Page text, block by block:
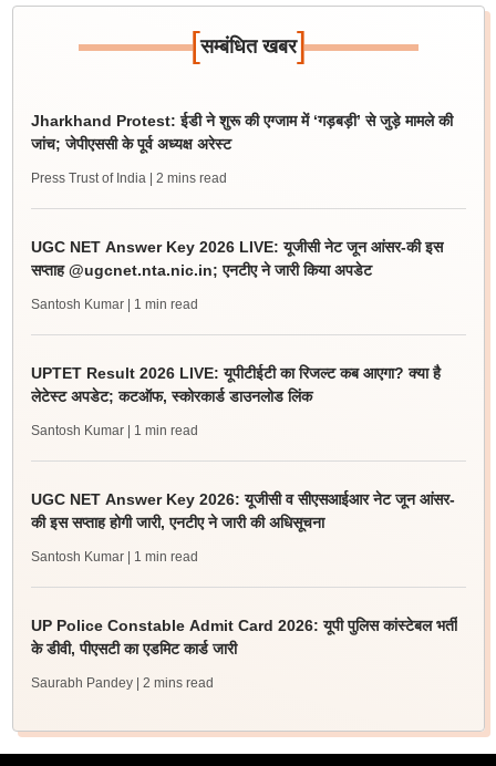
[सम्बंधित खबर]
Jharkhand Protest: ईडी ने शुरू की एग्जाम में ‘गड़बड़ी’ से जुड़े मामले की
जांच; जेपीएससी के पूर्व अध्यक्ष अरेस्ट
Press Trust of India | 2 mins read
UGC NET Answer Key 2026 LIVE: यूजीसी नेट जून आंसर-की इस
सप्ताह @ugcnet.nta.nic.in; एनटीए ने जारी किया अपडेट
Santosh Kumar | 1 min read
UPTET Result 2026 LIVE: यूपीटीईटी का रिजल्ट कब आएगा? क्या है
लेटेस्ट अपडेट; कटऑफ, स्कोरकार्ड डाउनलोड लिंक
Santosh Kumar | 1 min read
UGC NET Answer Key 2026: यूजीसी व सीएसआईआर नेट जून आंसर-
की इस सप्ताह होगी जारी, एनटीए ने जारी की अधिसूचना
Santosh Kumar | 1 min read
UP Police Constable Admit Card 2026: यूपी पुलिस कांस्टेबल भर्ती
के डीवी, पीएसटी का एडमिट कार्ड जारी
Saurabh Pandey | 2 mins read